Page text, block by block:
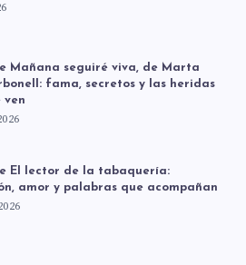
Mañana seguiré viva, de Marta
fama, secretos y las heridas
ven
El lector de la tabaquería:
amor y palabras que acompañan